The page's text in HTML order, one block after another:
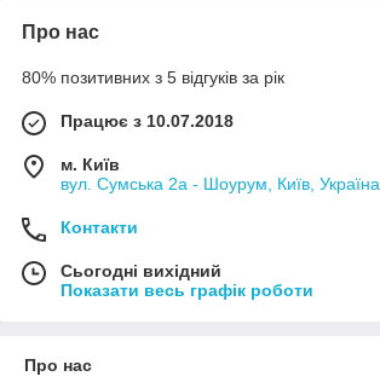
Про нас
80% позитивних з 5 відгуків за рік
Працює з 10.07.2018
м. Київ
вул. Сумська 2а - Шоурум, Київ, Україна
Контакти
Сьогодні вихідний
Показати весь графік роботи
Про нас